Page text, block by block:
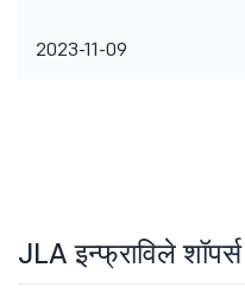
2023-11-09
JLA इन्फ्राविले